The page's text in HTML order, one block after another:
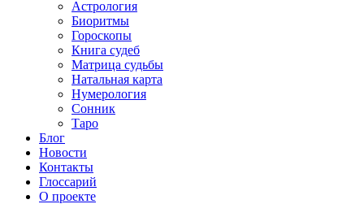
Астрология
Биоритмы
Гороскопы
Книга судеб
Матрица судьбы
Натальная карта
Нумерология
Сонник
Таро
Блог
Новости
Контакты
Глоссарий
О проекте